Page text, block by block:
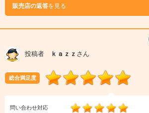
販売店の返答を見る
投稿者 ｋａｚｚ さん
総合満足度
問い合わせ対応